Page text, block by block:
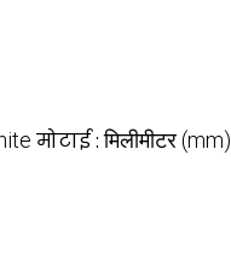
मोटाई :मिलीमीटर (mm)